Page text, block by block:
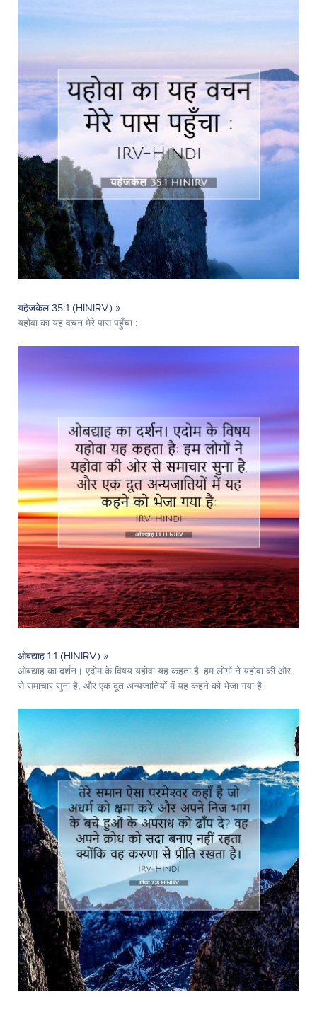
यहेजकेल 35:1 (HINIRV) »
यहोवा का यह वचन मेरे पास पहुँचा :
ओबद्याह 1:1 (HINIRV) »
ओबद्याह का दर्शन। एदोम के विषय यहोवा यह कहता है: हम लोगों ने यहोवा की ओर
से समाचार सुना है, और एक दूत अन्यजातियों में यह कहने को भेजा गया है: